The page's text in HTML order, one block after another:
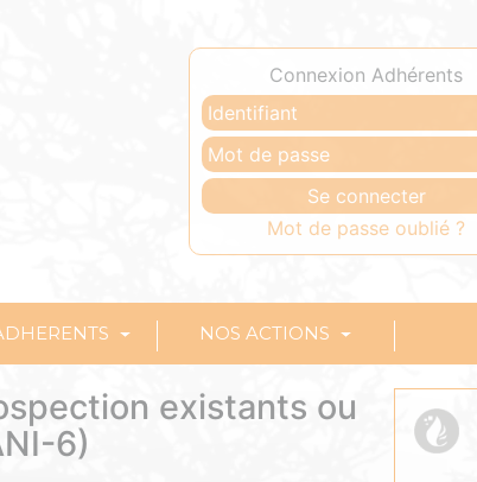
Connexion Adhérents
Mot de passe oublié ?
NOS ACTIONS
existants ou
6)